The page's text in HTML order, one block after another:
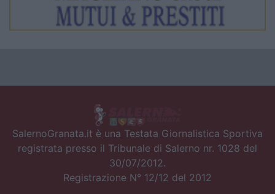
SalernoGranata.it è una Testata Giornalistica Sportiva
registrata presso il Tribunale di Salerno nr. 1028 del
30/07/2012.
Registrazione N° 12/12 del 2012